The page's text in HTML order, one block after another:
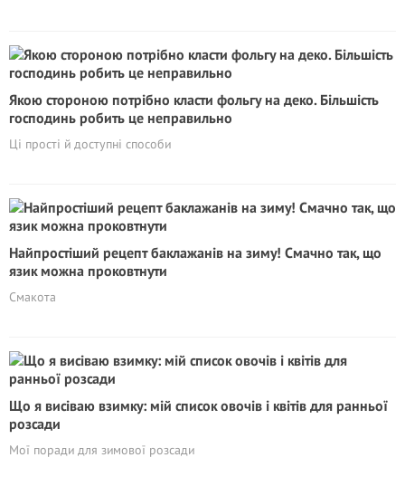
Якою стороною потрібно класти фольгу на деко. Більшість
господинь робить це неправильно
Ці прості й доступні способи
Найпростіший рецепт баклажанів на зиму! Смачно так, що
язик можна проковтнути
Смакота
Що я висіваю взимку: мій список овочів і квітів для ранньої
розсади
Мої поради для зимової розсади